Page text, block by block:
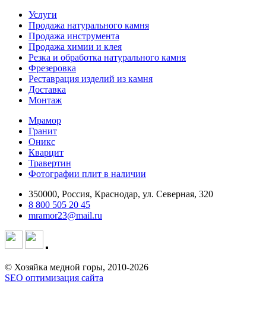
Услуги
Продажа натурального камня
Продажа инструмента
Продажа химии и клея
Резка и обработка натурального камня
Фрезеровка
Реставрация изделий из камня
Доставка
Монтаж
Мрамор
Гранит
Оникс
Кварцит
Травертин
Фотографии плит в наличии
350000, Россия, Краснодар, ул. Северная, 320
8 800 505 20 45
mramor23@mail.ru
© Хозяйка медной горы, 2010-2026
SEO оптимизация сайта